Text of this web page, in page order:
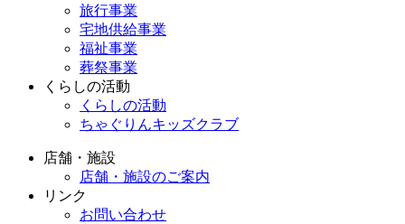
旅行事業
宅地供給事業
福祉事業
葬祭事業
くらしの活動
くらしの活動
ちゃぐりんキッズクラブ
店舗・施設
店舗・施設のご案内
リンク
お問い合わせ